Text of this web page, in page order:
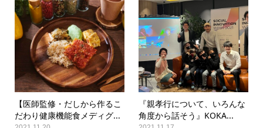
【医師監修・だしから作るこ
だわり健康機能食メディグ...
『親孝行について、いろんな
角度から話そう』KOKA...